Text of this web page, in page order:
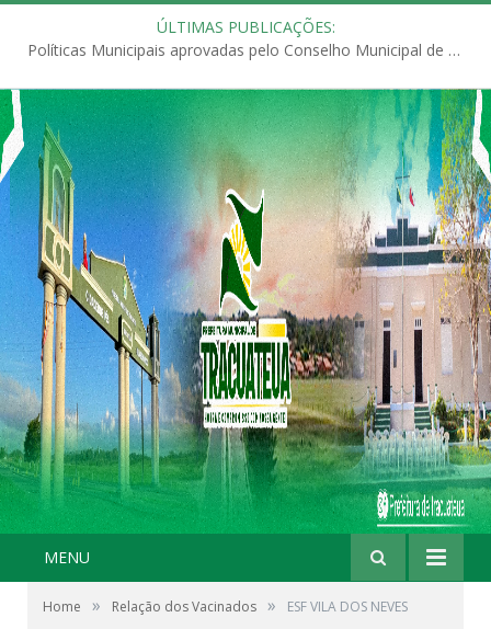
ÚLTIMAS PUBLICAÇÕES:
Políticas Municipais aprovadas pelo Conselho Municipal de Educação (CME)
MENU
Home » Relação dos Vacinados » ESF VILA DOS NEVES